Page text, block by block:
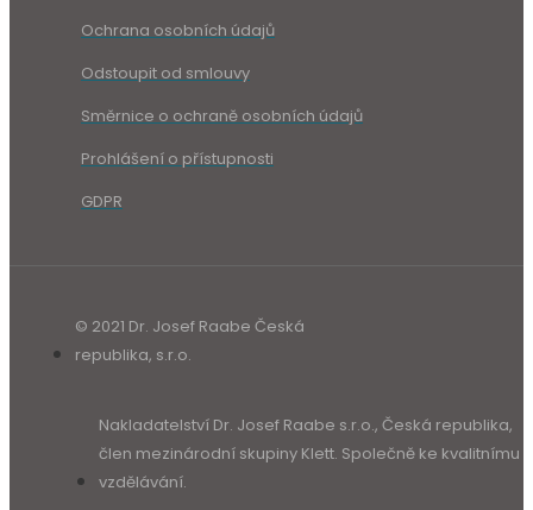
Ochrana osobních údajů
Odstoupit od smlouvy
Směrnice o ochraně osobních údajů
Prohlášení o přístupnosti
GDPR
© 2021 Dr. Josef Raabe Česká
republika, s.r.o.
Nakladatelství Dr. Josef Raabe s.r.o., Česká republika,
člen mezinárodní skupiny Klett. Společně ke kvalitnímu
vzdělávání.